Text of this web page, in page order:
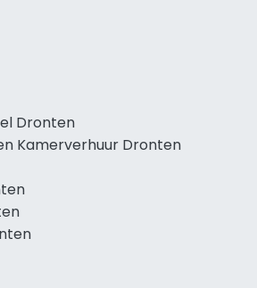
Dronten
Kamerverhuur Dronten